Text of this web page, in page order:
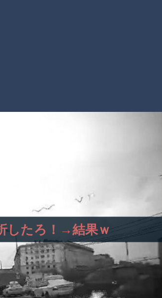
したろ！→結果ｗ